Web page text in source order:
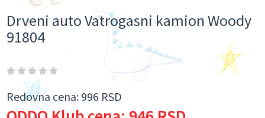
Drveni auto Vatrogasni kamion Woody
91804
Redovna cena: 996 RSD